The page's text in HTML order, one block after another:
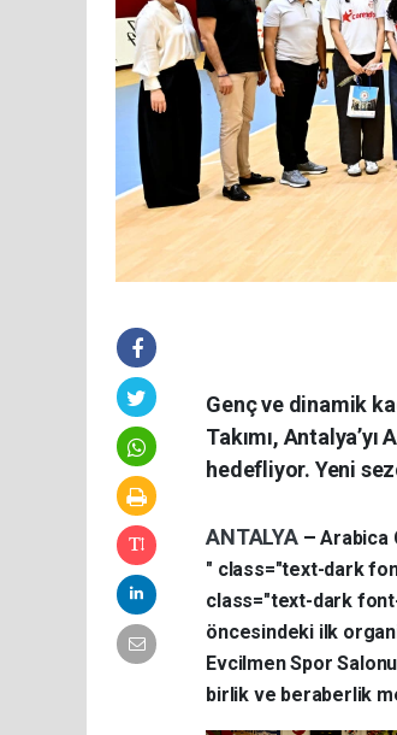
Genç ve dinamik
Takımı,
hedefliyor. Yeni
ANTALYA –Arabica
" class="text-dark
class="text-dark
öncesindeki ilk
Evcilmen Spor
birlik ve beraberlik